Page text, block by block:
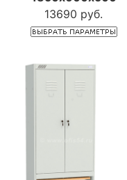
13690 руб.